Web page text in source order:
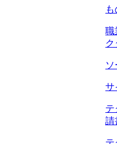
職
ク
サ
テ
請